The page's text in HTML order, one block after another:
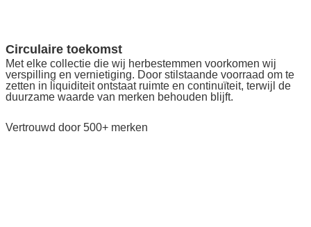
Circulaire toekomst
Met elke collectie die wij herbestemmen voorkomen wij
verspilling en vernietiging. Door stilstaande voorraad om te
zetten in liquiditeit ontstaat ruimte en continuïteit, terwijl de
duurzame waarde van merken behouden blijft.
Vertrouwd door 500+ merken